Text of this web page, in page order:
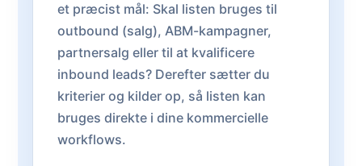
et præcist mål: Skal listen bruges til
outbound (salg), ABM-kampagner,
partnersalg eller til at kvalificere
inbound leads? Derefter sætter du
kriterier og kilder op, så listen kan
bruges direkte i dine kommercielle
workflows.